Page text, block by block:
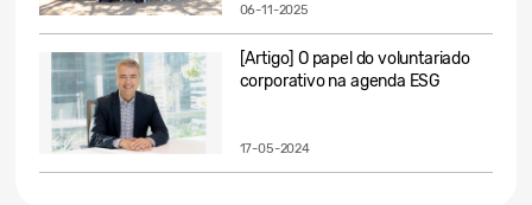
06-11-2025
[Artigo] O papel do voluntariado
corporativo na agenda ESG
17-05-2024